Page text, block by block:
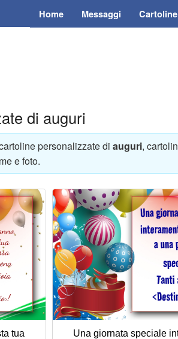
Home Messaggi Cartoline
di auguri
personalizzate di auguri,
e foto.
tua
Una giornata speciale